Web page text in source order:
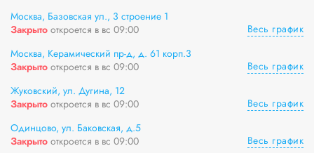
Москва, Базовская ул., 3 строение 1
Закрыто откроется в вс 09:00
Весь график
Москва, Керамический пр-д, д. 61 корп.3
Закрыто откроется в вс 09:00
Весь график
Жуковский, ул. Дугина, 12
Закрыто откроется в вс 09:00
Весь график
Одинцово, ул. Баковская, д.5
Закрыто откроется в вс 09:00
Весь график